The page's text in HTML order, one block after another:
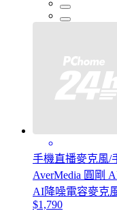
手機直播麥克風/
AverMedia 圓剛
AI降噪電容麥克
$1,790